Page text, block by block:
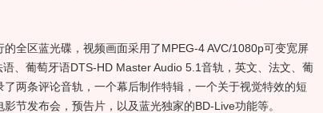
区蓝光碟，视频画面采用了MPEG-4 AVC/1080p可变宽屏
、葡萄牙语DTS-HD Master Audio 5.1音轨，英文、法文、葡
两条评论音轨，一个幕后制作特辑，一个关于视觉特效的短
节发布会，预告片，以及蓝光独家的BD-Live功能等。